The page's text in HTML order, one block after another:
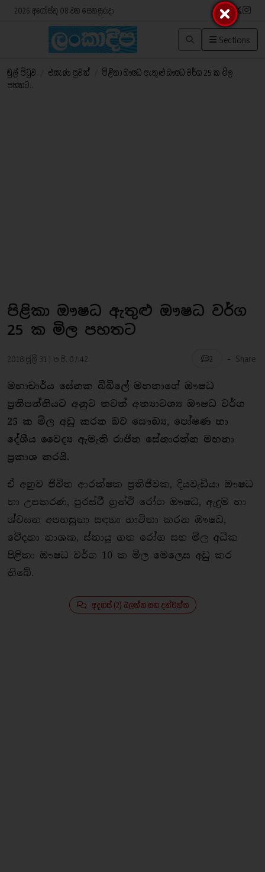
2026 අගෝස්තු 08 වන සෙනසුරාදා
Sections
මුල් පිටුව එසැණ පුවත්
පිළිකා ඖෂධ ඇතුළු ඖෂධ වර්ග 25 ක මිල
පහතට..
පිළිකා ඖෂධ ඇතුළු ඖෂධ වර්ග
25 ක මිල පහතට
2018 ජූලි 31 | ප.ව. 07:42 2 - Share
මහාචාර්ය සේනක බිබිලේ මහතාගේ ඖෂධ
ප්‍රතිපත්තියට අනුව තවත් අත්‍යාවශ්‍ය ඖෂධ වර්ග
25 ක මිල අඩු කරන බව සෞඛ්‍ය, පෝෂණ හා
දේශීය වෛද්‍ය ඇමැති රාජිත සේනාරත්න මහතා
ප්‍රකාශ කරයි.
ඒ අනුව ජිවිත ආරක්ෂක ප්‍රතිජිවක, දියවැඩියා ඖෂධ
හා උපකරණ, පුරස්ථී ග්‍රන්ථි රෝග ඖෂධ, ඇදුම හා
ශ්වසන අපහසුතා සඳහා භාවිතා කරන ඖෂධ,
වේදනා නාශක, ස්නායු ගත රෝග සහ මිල අධික
පිළිකා ඖෂධ වර්ග 10 ක මිල මෙලෙස අඩු කර
තිබේ.
අදහස් (2) බලන්න සහ දක්වන්න